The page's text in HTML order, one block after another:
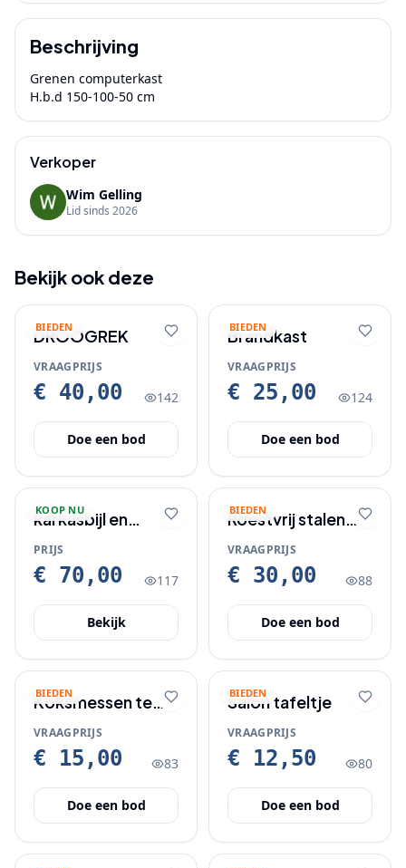
Beschrijving
Grenen computerkast
H.b.d 150-100-50 cm
Verkoper
Wim Gelling
Lid sinds 2026
Bekijk ook deze
BIEDEN
DROOGREK
VRAAGPRIJS
€ 40,00 142
Doe een bod
BIEDEN
Brandkast
VRAAGPRIJS
€ 25,00 124
Doe een bod
KOOP NU
karkasbijl en
beenderzaag
PRIJS
€ 70,00 117
Bekijk
BIEDEN
Roestvrij stalen
messenset te
koop
VRAAGPRIJS
€ 30,00 88
Doe een bod
BIEDEN
Koksmessen te
koop
VRAAGPRIJS
€ 15,00 83
Doe een bod
BIEDEN
Salon tafeltje
VRAAGPRIJS
€ 12,50 80
Doe een bod